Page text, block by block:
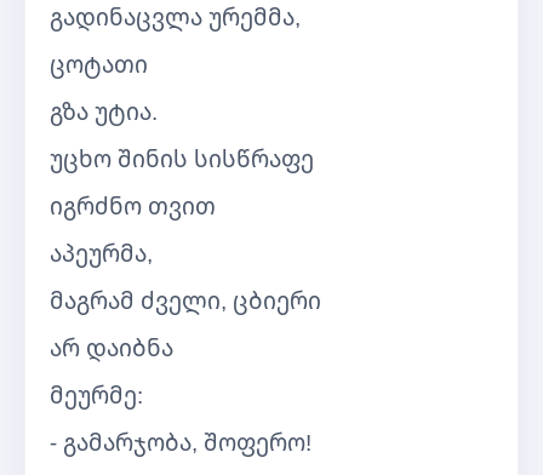
გადინაცვლა ურემმა,
ცოტათი
გზა უტია.
უცხო შინის სისწრაფე
იგრძნო თვით
აპეურმა,
მაგრამ ძველი, ცბიერი
არ დაიბნა
მეურმე:
- გამარჯობა, შოფერო!